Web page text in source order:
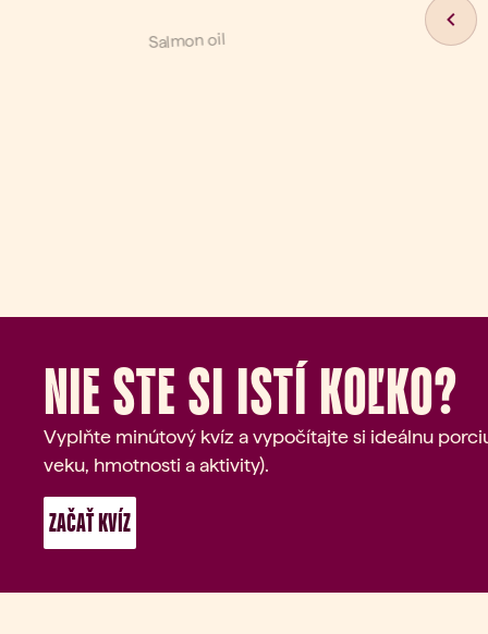
Nie ste si istí koľko?
Vyplňte minútový kvíz a vypočítajte si ideálnu
veku, hmotnosti a aktivity).
ZAČAŤ KVÍZ